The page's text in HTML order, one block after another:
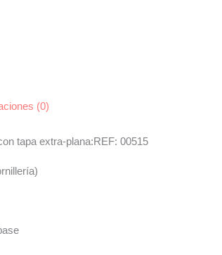
(0)
tapa extra-plana:REF: 00515